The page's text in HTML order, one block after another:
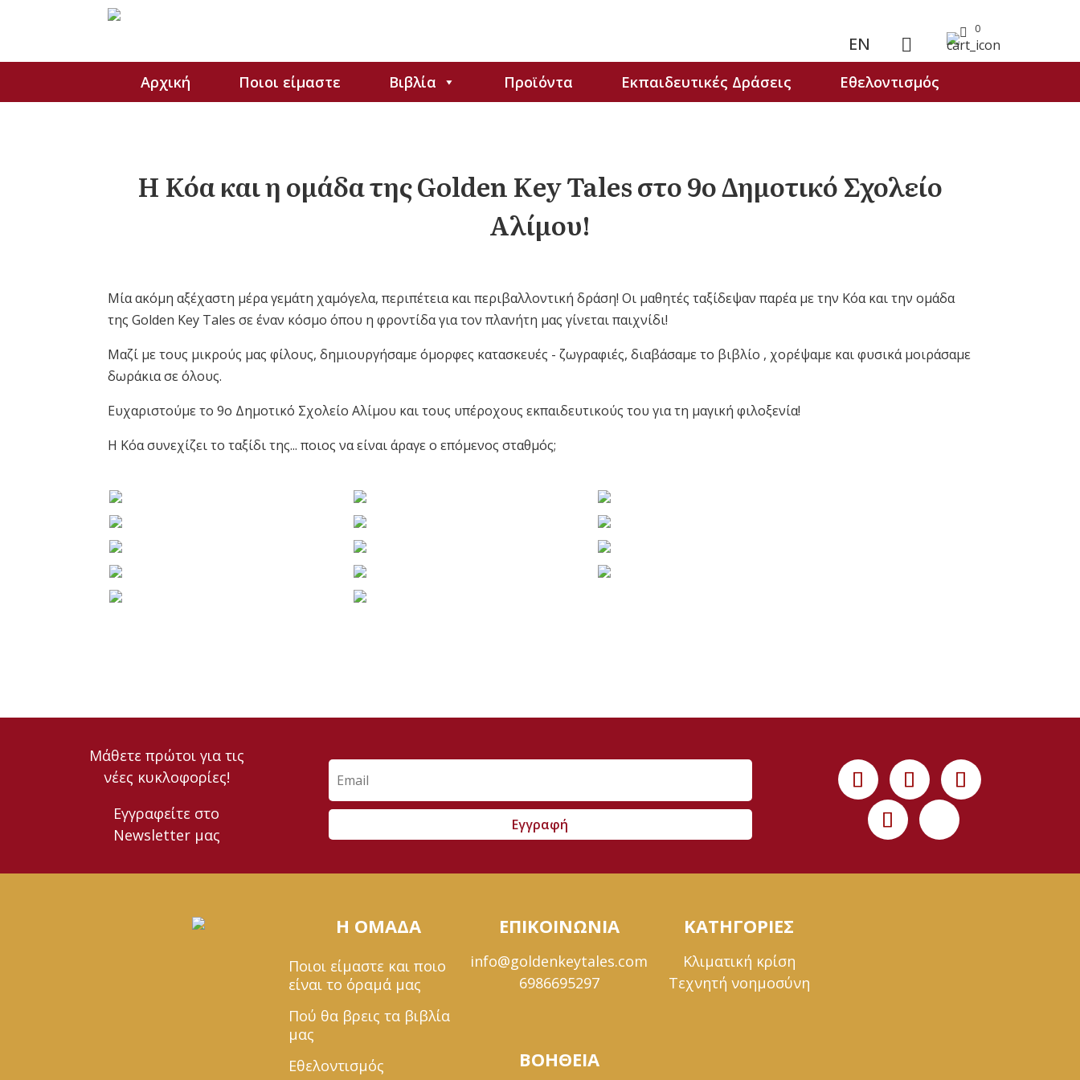
0
EN
Αρχική Ποιοι είμαστε Βιβλία Προϊόντα Εκπαιδευτικές Δράσεις Εθελοντισμός
Η Κόα και η ομάδα της Golden Key Tales στο 9ο Δημοτικό Σχολείο
Αλίμου!
Μία ακόμη αξέχαστη μέρα γεμάτη χαμόγελα, περιπέτεια και περιβαλλοντική δράση! Οι μαθητές ταξίδεψαν παρέα με την Κόα και την ομάδα
της Golden Key Tales σε έναν κόσμο όπου η φροντίδα για τον πλανήτη μας γίνεται παιχνίδι!
Μαζί με τους μικρούς μας φίλους, δημιουργήσαμε όμορφες κατασκευές - ζωγραφιές, διαβάσαμε το βιβλίο , χορέψαμε και φυσικά μοιράσαμε
δωράκια σε όλους.
Ευχαριστούμε το 9ο Δημοτικό Σχολείο Αλίμου και τους υπέροχους εκπαιδευτικούς του για τη μαγική φιλοξενία!
Η Κόα συνεχίζει το ταξίδι της... ποιος να είναι άραγε ο επόμενος σταθμός;
Μάθετε πρώτοι για τις
νέες κυκλοφορίες!
Εγγραφείτε στο
Newsletter μας
Εγγραφή
Η ΟΜΑΔΑ
Ποιοι είμαστε και ποιο
είναι το όραμά μας
Πού θα βρεις τα βιβλία
μας
Εθελοντισμός
ΕΠΙΚΟΙΝΩΝΙΑ
info@goldenkeytales.com
6986695297
ΒΟΗΘΕΙΑ
ΚΑΤΗΓΟΡΙΕΣ
Κλιματική κρίση
Τεχνητή νοημοσύνη